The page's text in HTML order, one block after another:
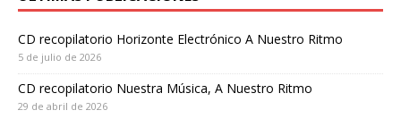
CD recopilatorio Horizonte Electrónico A Nuestro Ritmo
5 de julio de 2026
CD recopilatorio Nuestra Música, A Nuestro Ritmo
29 de abril de 2026